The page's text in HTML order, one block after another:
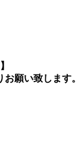
願い致します。